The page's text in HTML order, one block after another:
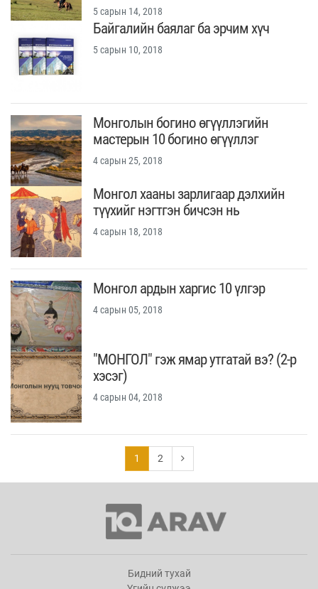
5 сарын 14, 2018
Байгалийн баялаг ба эрчим хүч
5 сарын 10, 2018
Монголын богино өгүүллэгийн
мастерын 10 богино өгүүллэг
4 сарын 25, 2018
Монгол хааны зарлигаар дэлхийн
түүхийг нэгтгэн бичсэн нь
4 сарын 18, 2018
Монгол ардын харгис 10 үлгэр
4 сарын 05, 2018
"МОНГОЛ" гэж ямар утгатай вэ? (2-р
хэсэг)
4 сарын 04, 2018
1 2
Бидний тухай